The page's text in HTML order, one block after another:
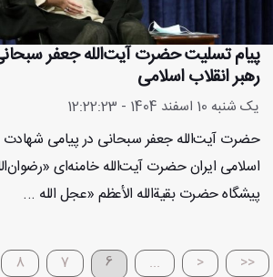
پیام تسلیت حضرت آیت‌الله جعفر
رهبر انقلاب اسلامی
یک شنبه 10 اسفند 1404 - 12:22:23
حضرت آیت‌الله جعفر سبحانی در پیامی شهادت
اسلامی ایران حضرت آیت‌الله خامنه‌ای
پیشگاه حضرت بقیة‌الله الأعظم «عجل الله ...
<<
<
...
6
7
8